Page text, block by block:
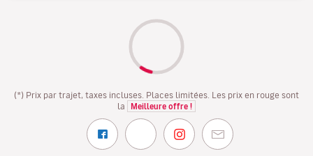
(*) Prix par trajet, taxes incluses. Places limitées. Les prix en rouge sont
la
Meilleure offre !